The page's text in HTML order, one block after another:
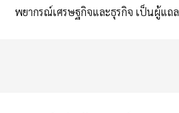
พยากรณ์เศรษฐกิจและธุรกิจ เป็นผู้แถล